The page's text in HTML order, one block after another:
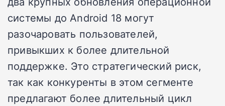
системы до Android 18 могут
разочаровать пользователей,
привыкших к более длительной
поддержке. Это стратегический риск,
так как конкуренты в этом сегменте
предлагают более длительный цикл